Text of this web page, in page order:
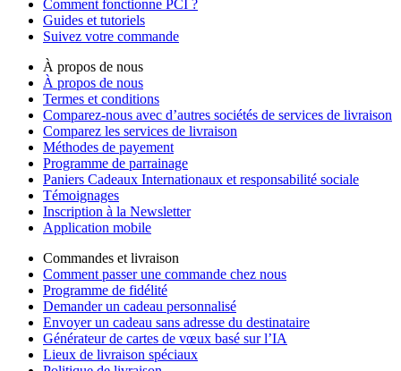
Comment fonctionne PCI ?
Guides et tutoriels
Suivez votre commande
À propos de nous
À propos de nous
Termes et conditions
Comparez-nous avec d’autres sociétés de services de livraison
Comparez les services de livraison
Méthodes de payement
Programme de parrainage
Paniers Cadeaux Internationaux et responsabilité sociale
Témoignages
Inscription à la Newsletter
Application mobile
Commandes et livraison
Comment passer une commande chez nous
Programme de fidélité
Demander un cadeau personnalisé
Envoyer un cadeau sans adresse du destinataire
Générateur de cartes de vœux basé sur l’IA
Lieux de livraison spéciaux